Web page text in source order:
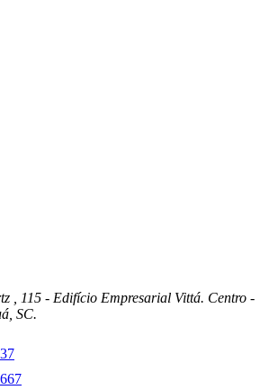
, 115 - Edifício Empresarial Vittá. Centro -
SC.